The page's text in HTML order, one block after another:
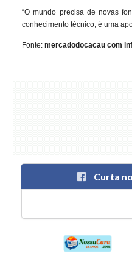
“O mundo precisa de novas
conhecimento técnico, é uma
Fonte: mercadodocacau com
Curta